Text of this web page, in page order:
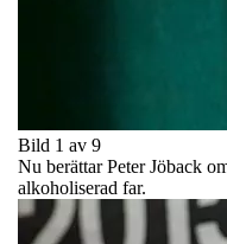
Bild 1 av 9
Nu berättar Peter Jöback
alkoholiserad far.